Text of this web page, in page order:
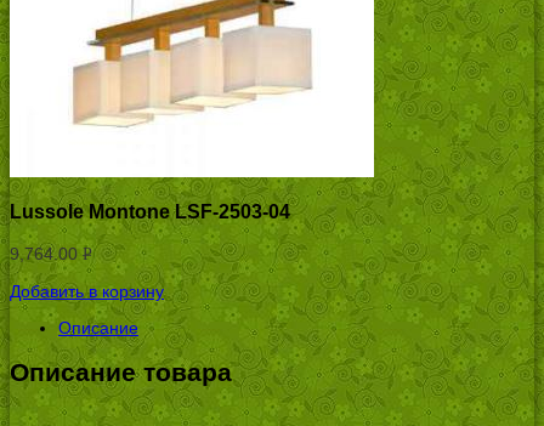
Lussole Montone LSF-2503-04
9,764.00 Р
УБ.
Добавить в корзину
Описание
Описание товара